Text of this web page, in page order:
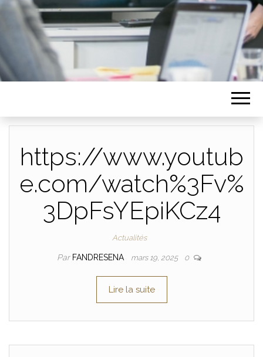
https://www.youtub
e.com/watch%3Fv%
3DpFsYEpiKCz4
Actualités
Par FANDRESENA mars 19, 2025 0
Lire la suite